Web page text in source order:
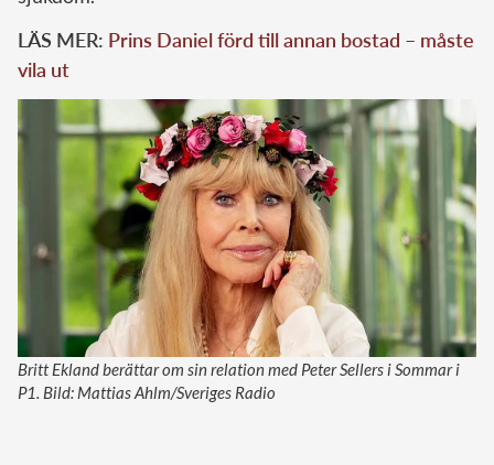
LÄS MER: Prins Daniel förd till annan bostad – måste
vila ut
Britt Ekland berättar om sin relation med Peter Sellers i Sommar i
P1. Bild: Mattias Ahlm/Sveriges Radio